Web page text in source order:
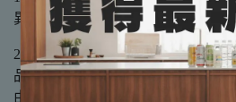
異，實際以廠商出貨為主。
2.鑑賞期非試用期，為了保障每位
品的權益，不接受「要使用過才知
由要求已使用過之商品的退貨。